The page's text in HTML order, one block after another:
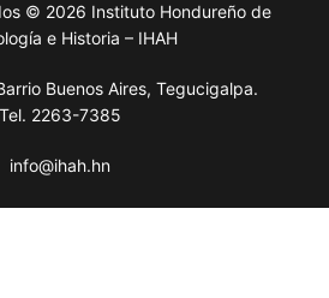
© 2026 Instituto Hondureño de
e Historia – IHAH
Buenos Aires, Tegucigalpa.
Tel. 2263-7385
info@ihah.hn